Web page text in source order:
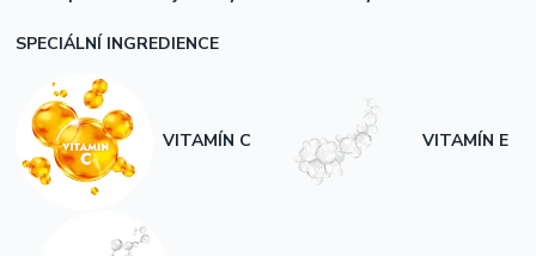
SPECIÁLNÍ INGREDIENCE
VITAMÍN C VITAMÍN E